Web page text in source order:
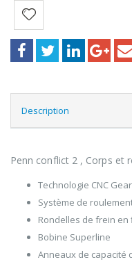
Description
Penn conflict 2 , Corps et
Technologie CNC
Système de
Rondelles de frein en
Bobine Superline
Anneaux de capacité